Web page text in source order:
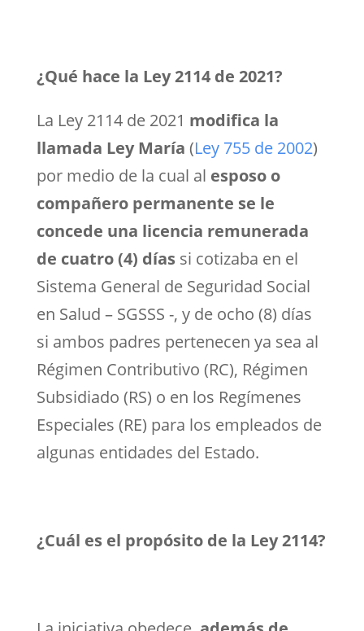
¿Qué hace la Ley 2114 de 2021?
La Ley 2114 de 2021 modifica la
llamada Ley María (Ley 755 de 2002)
por medio de la cual al esposo o
compañero permanente se le
concede una licencia remunerada
de cuatro (4) díassi cotizaba en el
Sistema General de Seguridad Social
en Salud – SGSSS -, y de ocho (8) días
si ambos padres pertenecen ya sea al
Régimen Contributivo (RC), Régimen
Subsidiado (RS) o en los Regímenes
Especiales (RE) para los empleados de
algunas entidades del Estado.
¿Cuál es el propósito de la Ley 2114?